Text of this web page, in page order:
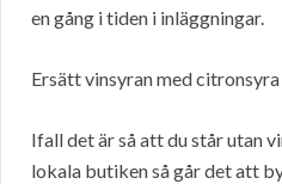
en gång i tiden i inläggningar.
Ersätt vinsyran med
Ifall det är så att du står utan
lokala butiken så går det att